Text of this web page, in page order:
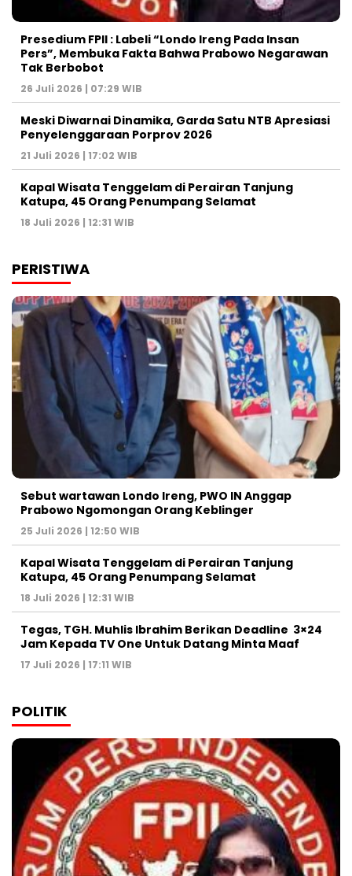
Presedium FPII : Labeli “Londo Ireng Pada Insan
Pers”, Membuka Fakta Bahwa Prabowo Negarawan
Tak Berbobot
26 Juli 2026 | 07:29 WIB
Meski Diwarnai Dinamika, Garda Satu NTB Apresiasi
Penyelenggaraan Porprov 2026 ‎
21 Juli 2026 | 17:02 WIB
Kapal Wisata Tenggelam di Perairan Tanjung
Katupa, 45 Orang Penumpang Selamat
18 Juli 2026 | 12:31 WIB
PERISTIWA
Sebut wartawan Londo Ireng, PWO IN Anggap
Prabowo Ngomongan Orang Keblinger
25 Juli 2026 | 12:50 WIB
Kapal Wisata Tenggelam di Perairan Tanjung
Katupa, 45 Orang Penumpang Selamat
18 Juli 2026 | 12:31 WIB
Tegas, TGH. Muhlis Ibrahim Berikan Deadline 3×24
Jam Kepada TV One Untuk Datang Minta Maaf
17 Juli 2026 | 17:11 WIB
POLITIK